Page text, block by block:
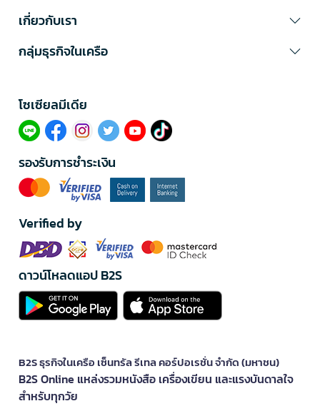
เกี่ยวกับเรา
กลุ่มธุรกิจในเครือ
โซเซียลมีเดีย​
รองรับการชำระเงิน
Verified by
ดาวน์โหลดแอป B2S
B2S ธุรกิจในเครือ เซ็นทรัล รีเทล คอร์ปอเรชั่น จำกัด (มหาชน)
B2S Online แหล่งรวมหนังสือ เครื่องเขียน และแรงบันดาลใจ
สำหรับทุกวัย